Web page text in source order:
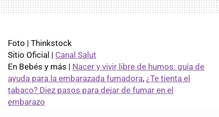
Foto | Thinkstock
Sitio Oficial | Canal Salut
En Bebés y más | Nacer y vivir libre de humos: guía de
ayuda para la embarazada fumadora, ¿Te tienta el
tabaco? Diez pasos para dejar de fumar en el
embarazo